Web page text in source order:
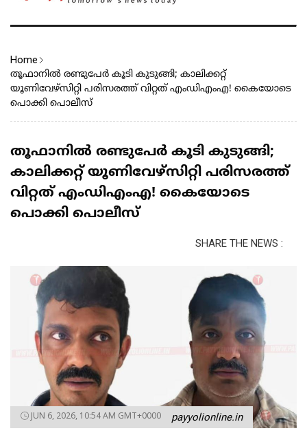
Home
തൂഫാനിൽ രണ്ടുപേർ കൂടി കുടുങ്ങി; കാലിക്കറ്റ്
യൂണിവേഴ്സിറ്റി പരിസരത്ത് വിറ്റത് എംഡിഎംഎ! കൈയോടെ
പൊക്കി പൊലീസ്
തൂഫാനിൽ രണ്ടുപേർ കൂടി കുടുങ്ങി;
കാലിക്കറ്റ് യൂണിവേഴ്സിറ്റി പരിസരത്ത്
വിറ്റത് എംഡിഎംഎ! കൈയോടെ
പൊക്കി പൊലീസ്
SHARE THE NEWS :
JUN 6, 2026, 10:54 AM GMT+0000 payyolionline.in